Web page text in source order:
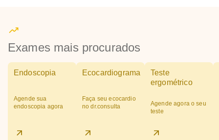
Exames mais procurados
Endoscopia
Agende sua
endoscopia agora
Ecocardiograma
Faça seu ecocardio
no dr.consulta
Teste
ergométrico
Agende agora o seu
teste